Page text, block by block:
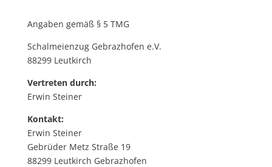
Angaben gemäß § 5 TMG
Schalmeienzug Gebrazhofen e.V.
88299 Leutkirch
Vertreten durch:
Erwin Steiner
Kontakt:
Erwin Steiner
Gebrüder Metz Straße 19
88299 Leutkirch Gebrazhofen